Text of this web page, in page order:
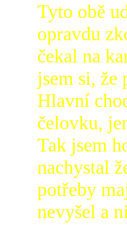
Tyto obě
opravdu
čekal na
jsem si, že
Hlavní
čelovku,
Tak jsem
nachystal
potřeby
nevyšel a